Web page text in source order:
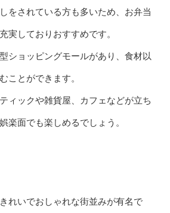
をされている方も多いため、お弁当
実しておりおすすめです。
ショッピングモールがあり、食材以
ことができます。
ィックや雑貨屋、カフェなどが立ち
楽面でも楽しめるでしょう。
れいでおしゃれな街並みが有名で